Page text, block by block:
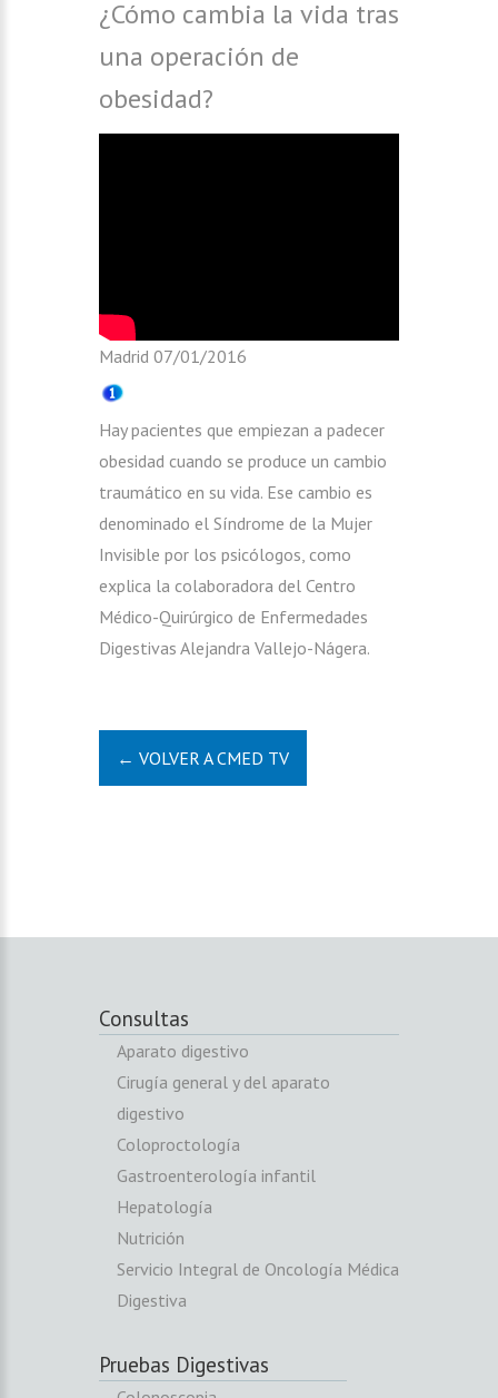
¿Cómo cambia la vida tras
una operación de
obesidad?
Madrid 07/01/2016
Hay pacientes que empiezan a padecer
obesidad cuando se produce un cambio
traumático en su vida. Ese cambio es
denominado el Síndrome de la Mujer
Invisible por los psicólogos, como
explica la colaboradora del Centro
Médico-Quirúrgico de Enfermedades
Digestivas Alejandra Vallejo-Nágera.
← VOLVER A CMED TV
Consultas
Aparato digestivo
Cirugía general y del aparato
digestivo
Coloproctología
Gastroenterología infantil
Hepatología
Nutrición
Servicio Integral de Oncología Médica
Digestiva
Pruebas Digestivas